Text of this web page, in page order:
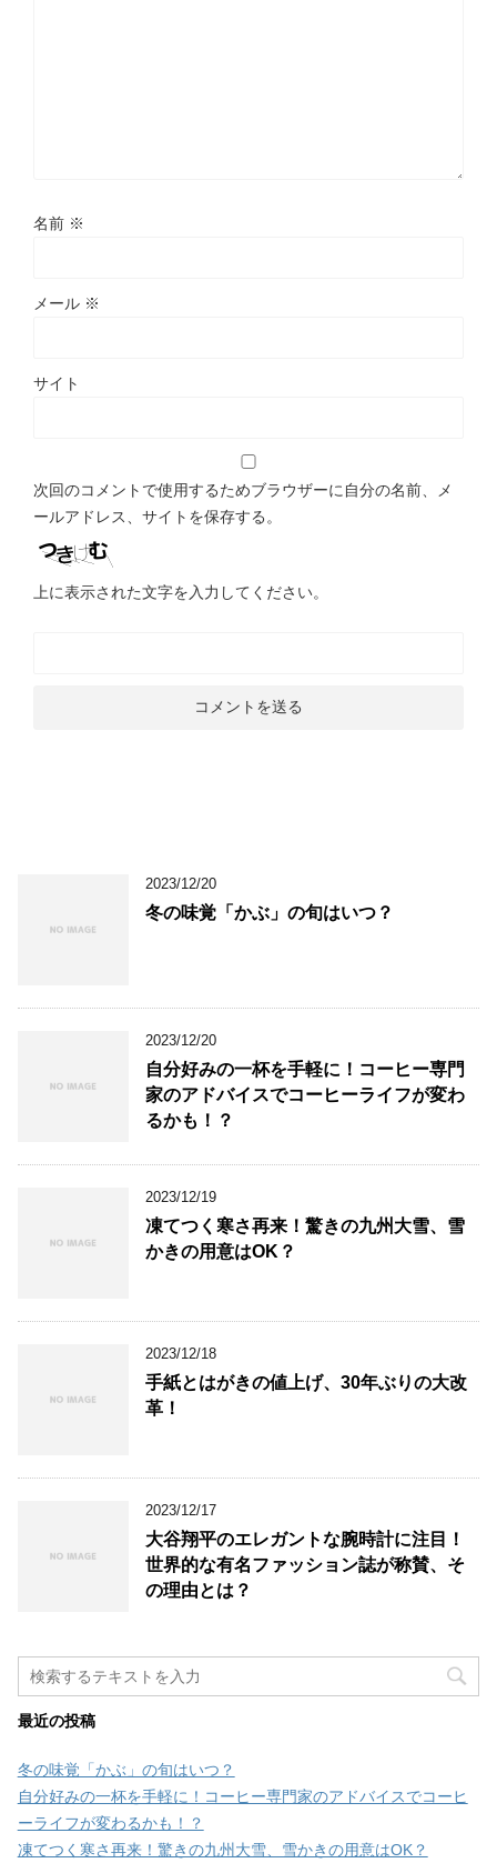
名前 ※
メール ※
サイト
次回のコメントで使用するためブラウザーに自分の名前、メ
ールアドレス、サイトを保存する。
上に表示された文字を入力してください。
2023/12/20
冬の味覚「かぶ」の旬はいつ？
2023/12/20
自分好みの一杯を手軽に！コーヒー専門
家のアドバイスでコーヒーライフが変わ
るかも！？
2023/12/19
凍てつく寒さ再来！驚きの九州大雪、雪
かきの用意はOK？
2023/12/18
手紙とはがきの値上げ、30年ぶりの大改
革！
2023/12/17
大谷翔平のエレガントな腕時計に注目！
世界的な有名ファッション誌が称賛、そ
の理由とは？
最近の投稿
冬の味覚「かぶ」の旬はいつ？
自分好みの一杯を手軽に！コーヒー専門家のアドバイスでコーヒ
ーライフが変わるかも！？
凍てつく寒さ再来！驚きの九州大雪、雪かきの用意はOK？